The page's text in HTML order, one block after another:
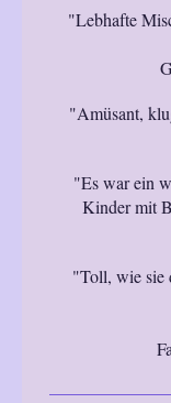
"Lebhafte
"Amüsant,
"Es war ein
Kinder mit
"Toll, wie sie